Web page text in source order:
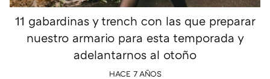
11 gabardinas y trench con las que preparar
nuestro armario para esta temporada y
adelantarnos al otoño
HACE 7 AÑOS